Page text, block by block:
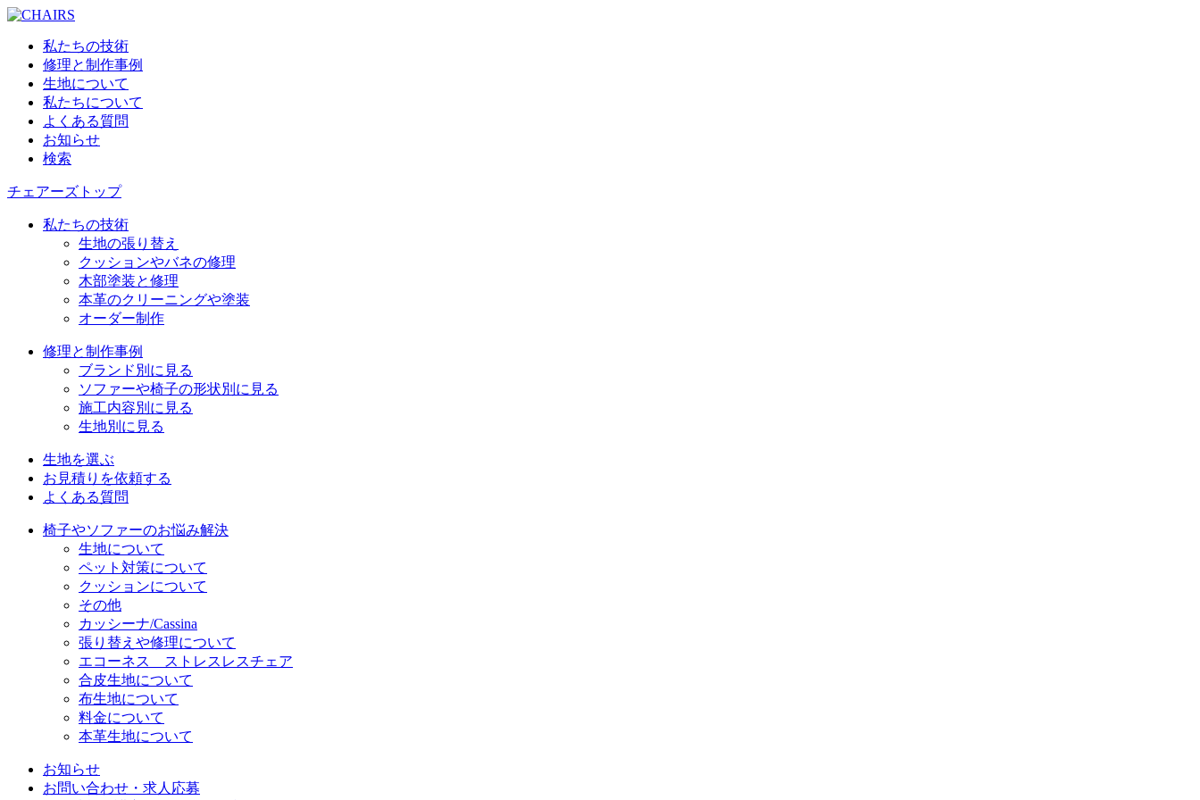
私たちの技術
修理と制作事例
生地について
私たちについて
よくある質問
お知らせ
検索
チェアーズトップ
私たちの技術
生地の張り替え
クッションやバネの修理
木部塗装と修理
本革のクリーニングや塗装
オーダー制作
修理と制作事例
ブランド別に見る
ソファーや椅子の形状別に見る
施工内容別に見る
生地別に見る
生地を選ぶ
お見積りを依頼する
よくある質問
椅子やソファーのお悩み解決
生地について
ペット対策について
クッションについて
その他
カッシーナ/Cassina
張り替えや修理について
エコーネス ストレスレスチェア
合皮生地について
布生地について
料金について
本革生地について
お知らせ
お問い合わせ・求人応募